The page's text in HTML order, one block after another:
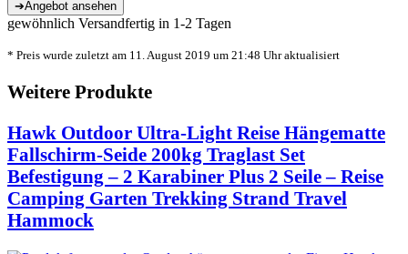
gewöhnlich Versandfertig in 1-2 Tagen
* Preis wurde zuletzt am 11. August 2019 um 21:48 Uhr aktualisiert
Weitere Produkte
Hawk Outdoor Ultra-Light Reise Hängematte
Fallschirm-Seide 200kg Traglast Set
Befestigung – 2 Karabiner Plus 2 Seile – Reise
Camping Garten Trekking Strand Travel
Hammock